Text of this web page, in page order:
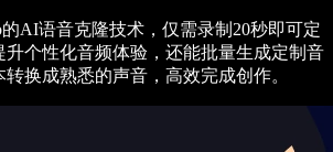
的AI语音克隆技术，仅需录制20秒即可定
升个性化音频体验，还能批量生成定制音
换成熟悉的声音，高效完成创作。